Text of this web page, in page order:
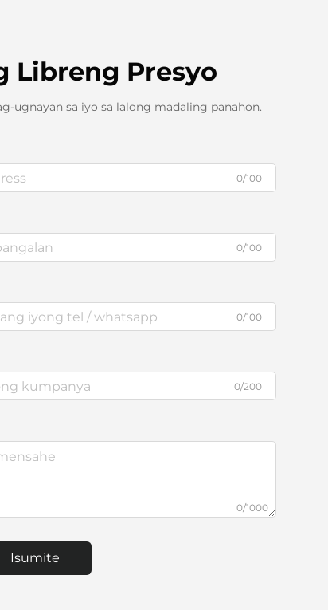
Libreng Presyo
ugnayan sa iyo sa lalong madaling panahon.
0/100
0/100
0/100
0/200
0/1000
Isumite